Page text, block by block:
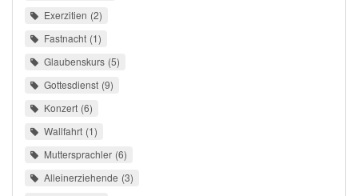
Exerzitien 2
Fastnacht 1
Glaubenskurs 5
Gottesdienst 9
Konzert 6
Wallfahrt 1
Muttersprachler 6
Alleinerziehende 3